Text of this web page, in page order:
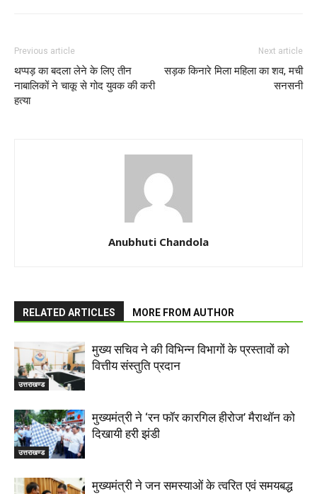
Previous article
थप्पड़ का बदला लेने के लिए तीन
नाबालिकों ने चाकू से गोद युवक की करी
हत्या
Next article
सड़क किनारे मिला महिला का शव, मची
सनसनी
Anubhuti Chandola
RELATED ARTICLES MORE FROM AUTHOR
उत्तराखण्ड
मुख्य सचिव ने की विभिन्न विभागों के प्रस्तावों को
वित्तीय संस्तुति प्रदान
उत्तराखण्ड
मुख्यमंत्री ने ‘रन फॉर कारगिल हीरोज’ मैराथॉन को
दिखायी हरी झंडी
मुख्यमंत्री ने जन समस्याओं के त्वरित एवं समयबद्ध